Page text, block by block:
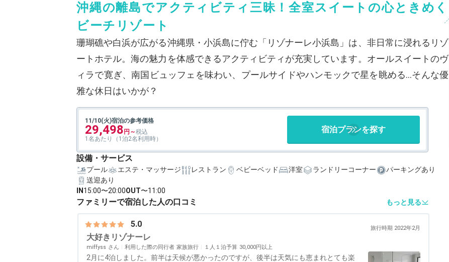
沖縄の離島でアクティビティ三昧！全室スイートの心ときめく
ビーチリゾート
珊瑚礁や白浜が広がる沖縄県・小浜島に佇む「リゾナーレ小浜島」は、非日常に浸れるリゾ
ートホテル。海の魅力を体感できるアクティビティが充実しています。オールスイートのヴ
ィラで寛ぎ、南国ビュッフェを味わい、プールサイドやハンモックで星を眺める…そんな優
雅な休日はいかが？
11/10(火)宿泊の参考価格
29,498
1名あたり（1泊2名利用時）
宿泊プランを探す
設備・サービス
プール エステ・マッサージ レストラン ベビーベッド 洋室 ランドリーコーナー
パーキングあり
送迎あり
IN 15:00〜20:00OUT〜11:00
ファミリーで宿泊した人の口コミ もっと見る
5.0 旅行時期 2022年2月
大好きリゾナーレ
miffyss 利用した際の同行者 家族旅行 １人１泊予算 30,000円以上
2月に4泊しました。前半は天候が悪かったのですが、後半は天気にも恵まれとても楽